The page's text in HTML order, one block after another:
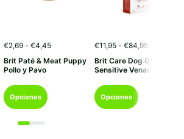
€2,69 - €4,45Rango
precios:
Brit Paté & Meat Puppy
Pollo y Pavo
Opciones
Este
producto
múltiples
€11,95 - €84,95
precios:
desde
Brit Care Dog Grain-Free
Sensitive Venado
Opciones
Este
producto